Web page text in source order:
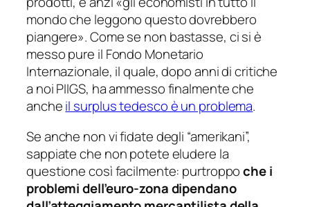
mondo che leggono questo dovrebbero
piangere». Come se non bastasse, ci si è
messo pure il Fondo Monetario
Internazionale, il quale, dopo anni di critiche
a noi PIIGS, ha ammesso finalmente che
ancheil surplus tedesco è un problema.
Se anche non vi fidate degli “amerikani”,
sappiate che non potete eludere la
questione così facilmente: purtroppoche i
problemi dell’euro-zona dipendano